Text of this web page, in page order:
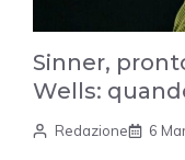
Sinner,
Wells:
Redazione 6